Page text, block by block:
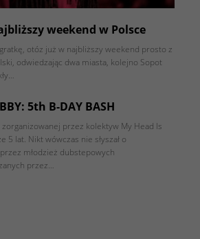
weekend w Polsce
otóz już w najbliższy weekend prosto z
odwiedzając dwa miasta, kolejno Sopot
5th B-DAY BASH
przez kolektyw My Head Is
5 lat. Nikt wówczas nie słyszał o
młodzież dubstepowych
przez…